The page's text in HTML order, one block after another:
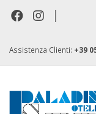
|
Assistenza Clienti: +39